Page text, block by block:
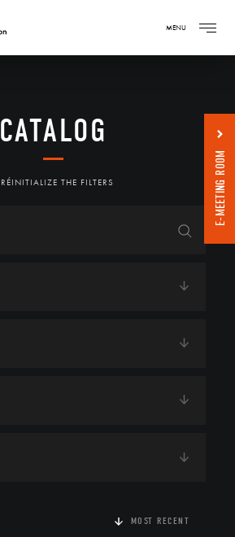
MENU
CATALOG
RÉINITIALIZE THE FILTERS
MOST RECENT
E-MEETING ROOM